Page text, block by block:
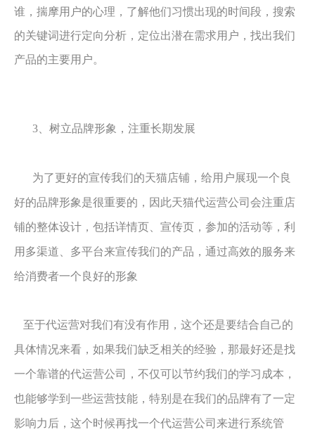
谁，揣摩用户的心理，了解他们习惯出现的时间段，搜索
的关键词进行定向分析，定位出潜在需求用户，找出我们
产品的主要用户。
3、树立品牌形象，注重长期发展
为了更好的宣传我们的天猫店铺，给用户展现一个良
好的品牌形象是很重要的，因此天猫代运营公司会注重店
铺的整体设计，包括详情页、宣传页，参加的活动等，利
用多渠道、多平台来宣传我们的产品，通过高效的服务来
给消费者一个良好的形象
至于代运营对我们有没有作用，这个还是要结合自己的
具体情况来看，如果我们缺乏相关的经验，那最好还是找
一个靠谱的代运营公司，不仅可以节约我们的学习成本，
也能够学到一些运营技能，特别是在我们的品牌有了一定
影响力后，这个时候再找一个代运营公司来进行系统管